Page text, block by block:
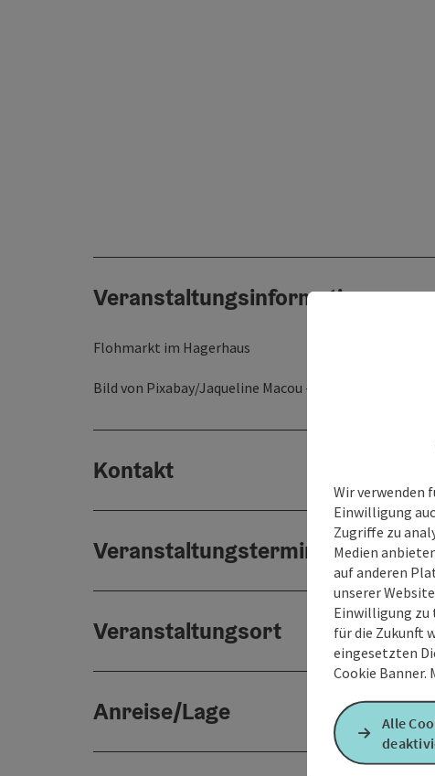
Veranstaltungsinformationen
Flohmarkt im Hagerhaus
Bild von Pixabay/Jaqueline Macou -
Kontakt
Veranstaltungstermin/e
Veranstaltungsort
Anreise/Lage
Wir verwenden
Einwilligung
Zugriffe zu
Medien
auf anderen
unserer
Einwilligung zu
für die Zukunft
eingesetzten
Cookie Banner.
Alle